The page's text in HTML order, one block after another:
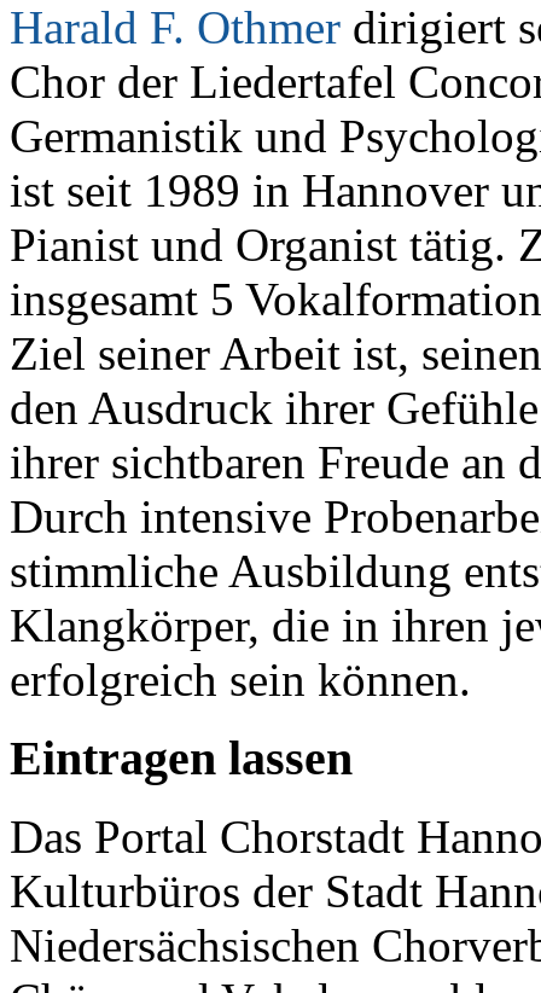
Harald F. Othmer dirigiert
Chor der Liedertafel
Germanistik und
ist seit 1989 in Hannover
Pianist und Organist tätig.
insgesamt 5
Ziel seiner Arbeit ist,
den Ausdruck ihrer
ihrer sichtbaren Freude an
Durch intensive
stimmliche Ausbildung
Klangkörper, die in ihren
erfolgreich sein können.
Eintragen lassen
Das Portal Chorstadt
Kulturbüros der Stadt
Niedersächsischen